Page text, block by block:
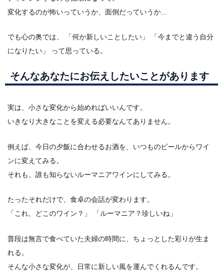
変化するのが怖いっていうか、面倒だっていうか...
でも心の奥では、 「何か新しいことしたい」 「今までと違う自分
になりたい」 って思っている。
そんなあなたにお伝えしたいことがあります
実は、小さな変化から始めればいいんです。
いきなり大きなことを変える必要なんてありません。
例えば、今日の夕飯に合わせるお酒を、いつものビールからワイ
ンに変えてみる。
それも、誰も知らないルーマニアワインにしてみる。
たったそれだけで、食卓の会話が変わります。
「これ、どこのワイン？」 「ルーマニア？珍しいね」
普段は無言で食べていた夫婦の時間に、ちょっとした彩りが生ま
れる。
そんな小さな変化が、日常に新しい風を運んでくれるんです。